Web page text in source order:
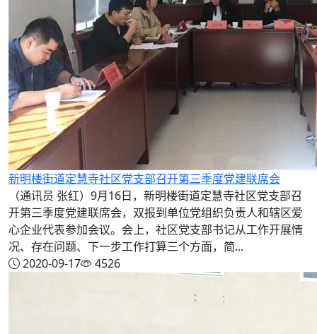
新明楼街道定慧寺社区党支部召开第三季度党建联席会
（通讯员 张红）9月16日，新明楼街道定慧寺社区党支部召
开第三季度党建联席会，双报到单位党组织负责人和辖区爱
心企业代表参加会议。会上，社区党支部书记从工作开展情
况、存在问题、下一步工作打算三个方面，简...
2020-09-17
4526